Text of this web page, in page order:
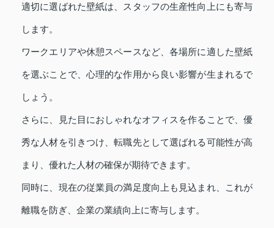
適切に選ばれた壁紙は、スタッフの生産性向上にも寄与
します。
ワークエリアや休憩スペースなど、各場所に適した壁紙
を選ぶことで、心理的な作用から良い影響が生まれるで
しょう。
さらに、見た目におしゃれなオフィスを作ることで、優
秀な人材を引きつけ、転職先として選ばれる可能性が高
まり、優れた人材の確保が期待できます。
同時に、現在の従業員の満足度向上も見込まれ、これが
離職を防ぎ、企業の業績向上に寄与します。